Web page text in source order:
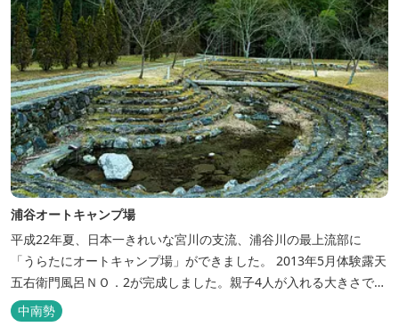
浦谷オートキャンプ場
平成22年夏、日本一きれいな宮川の支流、浦谷川の最上流部に
「うらたにオートキャンプ場」ができました。 2013年5月体験露天
五右衛門風呂ＮＯ．2が完成しました。親子4人が入れる大きさで
す。中には腰掛けもあり、ゆっくり、星やホタルを見る事ができま
す。ひのきの香り漂う特製五右衛門風呂を自分で沸かし、入浴しま
中南勢